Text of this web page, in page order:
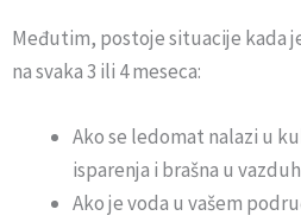
Međutim, postoje situacije kada
na svaka 3 ili 4 meseca:
Ako se ledomat nalazi u
isparenja i brašna u
Ako je voda u vašem